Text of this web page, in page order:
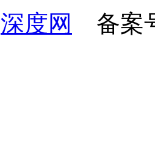
深度网 备案